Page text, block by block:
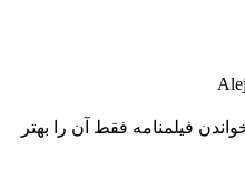
فیلمنامه فقط آن را بهتر